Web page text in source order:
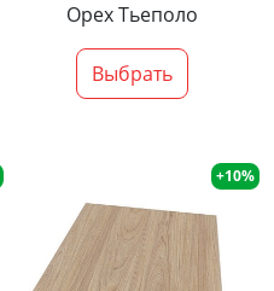
Орех Тьеполо
Выбрать
+10%